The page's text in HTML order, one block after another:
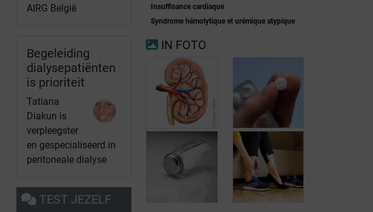
AIRG België
Begeleiding
dialysepatiënten
is prioriteit
Tatiana
Diakun is
verpleegster
en gespecialiseerd in
peritoneale dialyse
TEST JEZELF
Insuffisance cardiaque
Syndrome hémolytique et urémique atypique
IN FOTO
Wat zijn de
belangrijkste
Nierinsufficiëntie:
welke
geneesmiddelen
vermijden?